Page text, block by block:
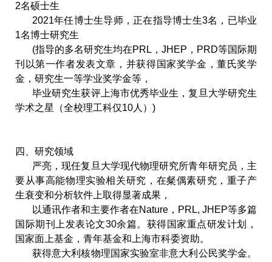
2名硕士生
2021年任博士生导师，正在指导博士生3名，已毕业
1名博士研究生
(指导的多名研究生均在PRL ， JHEP ， PRD等国际期
刊以第一作者发表文章，并获得国家奖学金，董氏奖学
金，研究生一等学业奖学金等，
毕业研究生获评上海市优秀毕业生，复旦大学研究生
学术之星（全校理工科仅10人） )
四、研究领域
严亮，现任复旦大学现代物理研究所青年研究员，主
要从事高能物理实验相关研究，在粲偶素研究，重子产
生衰变和分析软件上取得显著成果，
以通讯作者和主要作者在Nature ， PRL, JHEP等多篇
国际期刊上发表论文30余篇。获得国家重点研发计划，
国家面上基金，青年基金和上海市科委资助。
获得意大利核物理国家实验室非意大利公民奖学金。